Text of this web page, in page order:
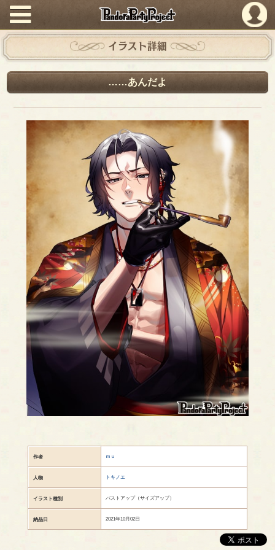
PandoraPartyProject
イラスト詳細
……あんだよ
作者 ｍｕ
人物 トキノエ
イラスト種別 バストアップ（サイズアップ）
納品日 2021年10月02日